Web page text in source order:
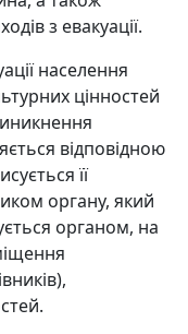
з евакуації.
населення
цінностей
відповідною
її
органу, який
органом, на